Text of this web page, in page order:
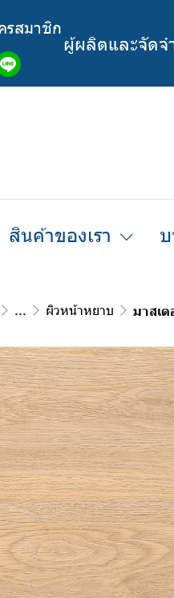
รสมาชิก
ผู้ผลิตและจัดจ
สินค้าของเรา
... ผิวหน้าหยาบ มาสเต